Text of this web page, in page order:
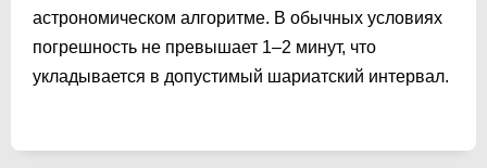
астрономическом алгоритме. В обычных условиях
погрешность не превышает 1–2 минут, что
укладывается в допустимый шариатский интервал.